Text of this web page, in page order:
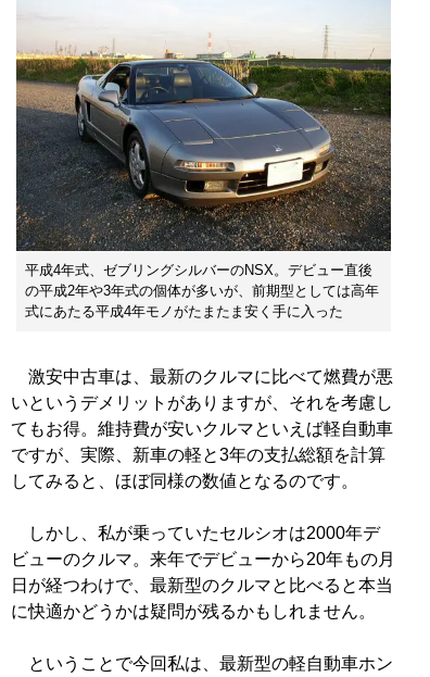
平成4年式、ゼブリングシルバーのNSX。デビュー直後
の平成2年や3年式の個体が多いが、前期型としては高年
式にあたる平成4年モノがたまたま安く手に入った
激安中古車は、最新のクルマに比べて燃費が悪
いというデメリットがありますが、それを考慮し
てもお得。維持費が安いクルマといえば軽自動車
ですが、実際、新車の軽と3年の支払総額を計算
してみると、ほぼ同様の数値となるのです。
しかし、私が乗っていたセルシオは2000年デ
ビューのクルマ。来年でデビューから20年もの月
日が経つわけで、最新型のクルマと比べると本当
に快適かどうかは疑問が残るかもしれません。
ということで今回私は、最新型の軽自動車ホン